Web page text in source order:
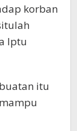
korban
Iptu
itu